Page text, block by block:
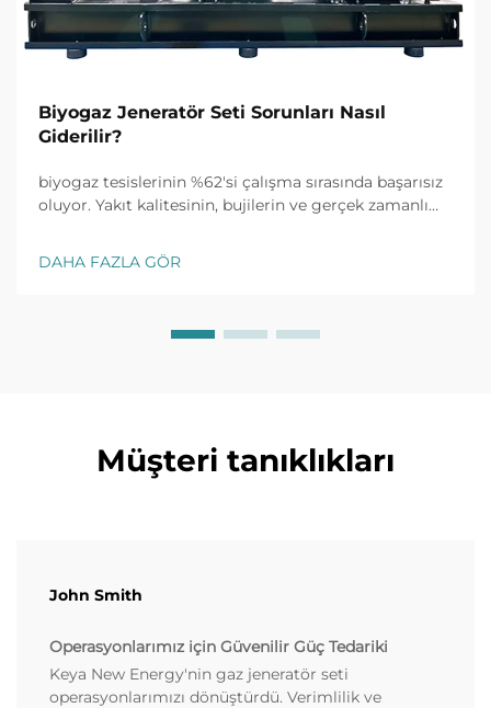
Biyogaz Jeneratör Seti Sorunları Nasıl
Giderilir?
biyogaz tesislerinin %62'si çalışma sırasında başarısız
oluyor. Yakıt kalitesinin, bujilerin ve gerçek zamanlı
keşfedin. Şimdi eksiksiz sorun giderme kılavuzunu
edinin.
DAHA FAZLA GÖR
Müşteri tanıklıkları
John Smith
Operasyonlarımız için Güvenilir Güç Tedariki
Keya New Energy'nin gaz jeneratör seti
operasyonlarımızı dönüştürdü. Verimlilik ve